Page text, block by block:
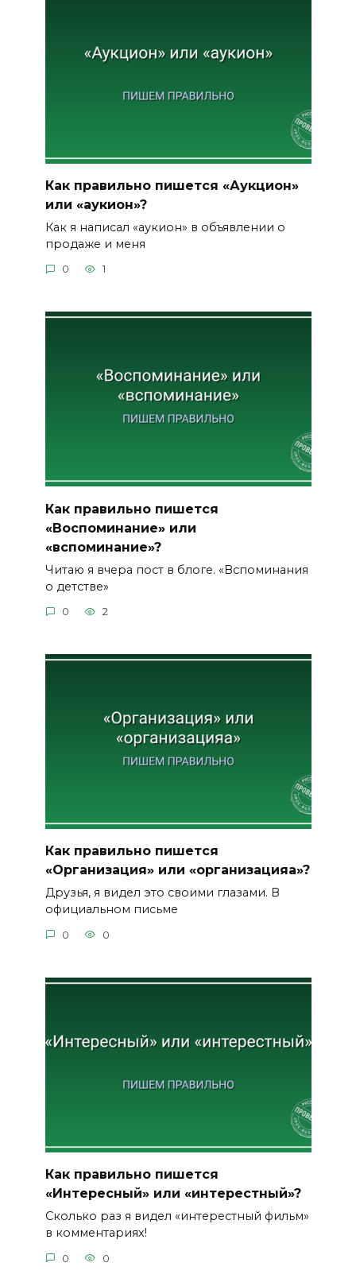
Как правильно пишется «Аукцион»
или «аукион»?
Как я написал «аукион» в объявлении о
продаже и меня
0 1
Как правильно пишется
«Воспоминание» или
«вспоминание»?
Читаю я вчера пост в блоге. «Вспоминания
о детстве»
0 2
Как правильно пишется
«Организация» или «организацияа»?
Друзья, я видел это своими глазами. В
официальном письме
0 0
Как правильно пишется
«Интересный» или «интерестный»?
Сколько раз я видел «интерестный фильм»
в комментариях!
0 0